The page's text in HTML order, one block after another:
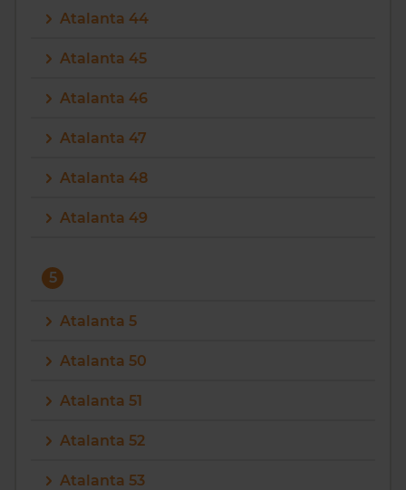
Atalanta 44
Atalanta 45
Atalanta 46
Atalanta 47
Atalanta 48
Atalanta 49
5
Atalanta 5
Atalanta 50
Atalanta 51
Atalanta 52
Atalanta 53